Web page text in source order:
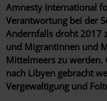
Amnesty International
Verantwortung bei der
Andernfalls droht 2017
und Migrantinnen und
Mittelmeers zu werden.
nach Libyen gebracht
Vergewaltigung und